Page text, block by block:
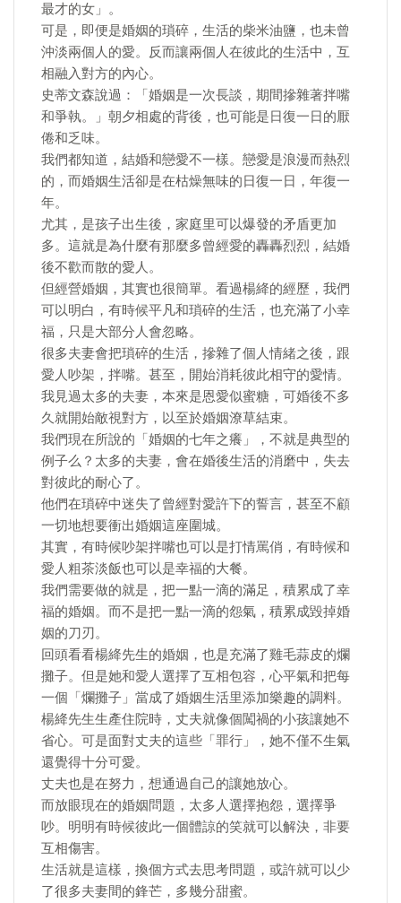
最才的女」。
可是，即便是婚姻的瑣碎，生活的柴米油鹽，也未曾
沖淡兩個人的愛。反而讓兩個人在彼此的生活中，互
相融入對方的內心。
史蒂文森說過：「婚姻是一次長談，期間摻雜著拌嘴
和爭執。」朝夕相處的背後，也可能是日復一日的厭
倦和乏味。
我們都知道，結婚和戀愛不一樣。戀愛是浪漫而熱烈
的，而婚姻生活卻是在枯燥無味的日復一日，年復一
年。
尤其，是孩子出生後，家庭里可以爆發的矛盾更加
多。這就是為什麼有那麼多曾經愛的轟轟烈烈，結婚
後不歡而散的愛人。
但經營婚姻，其實也很簡單。看過楊絳的經歷，我們
可以明白，有時候平凡和瑣碎的生活，也充滿了小幸
福，只是大部分人會忽略。
很多夫妻會把瑣碎的生活，摻雜了個人情緒之後，跟
愛人吵架，拌嘴。甚至，開始消耗彼此相守的愛情。
我見過太多的夫妻，本來是恩愛似蜜糖，可婚後不多
久就開始敵視對方，以至於婚姻潦草結束。
我們現在所說的「婚姻的七年之癢」，不就是典型的
例子么？太多的夫妻，會在婚後生活的消磨中，失去
對彼此的耐心了。
他們在瑣碎中迷失了曾經對愛許下的誓言，甚至不顧
一切地想要衝出婚姻這座圍城。
其實，有時候吵架拌嘴也可以是打情罵俏，有時候和
愛人粗茶淡飯也可以是幸福的大餐。
我們需要做的就是，把一點一滴的滿足，積累成了幸
福的婚姻。而不是把一點一滴的怨氣，積累成毀掉婚
姻的刀刃。
回頭看看楊絳先生的婚姻，也是充滿了雞毛蒜皮的爛
攤子。但是她和愛人選擇了互相包容，心平氣和把每
一個「爛攤子」當成了婚姻生活里添加樂趣的調料。
楊絳先生生產住院時，丈夫就像個闖禍的小孩讓她不
省心。可是面對丈夫的這些「罪行」，她不僅不生氣
還覺得十分可愛。
丈夫也是在努力，想通過自己的讓她放心。
而放眼現在的婚姻問題，太多人選擇抱怨，選擇爭
吵。明明有時候彼此一個體諒的笑就可以解決，非要
互相傷害。
生活就是這樣，換個方式去思考問題，或許就可以少
了很多夫妻間的鋒芒，多幾分甜蜜。